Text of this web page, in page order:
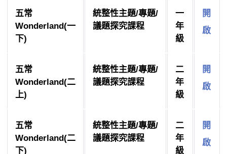
五常
Wonderland(一
下)
統整性主題/專題/
議題探究課程
一
年
級
開
啟
五常
Wonderland(二
上)
統整性主題/專題/
議題探究課程
二
年
級
開
啟
五常
Wonderland(二
下)
統整性主題/專題/
議題探究課程
二
年
級
開
啟